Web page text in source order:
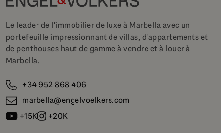
Le leader de l'immobilier de luxe à Marbella avec un
portefeuille impressionnant de villas, d'appartements et
de penthouses haut de gamme à vendre et à louer à
Marbella.
+34 952 868 406
marbella@engelvoelkers.com
+15K
+20K